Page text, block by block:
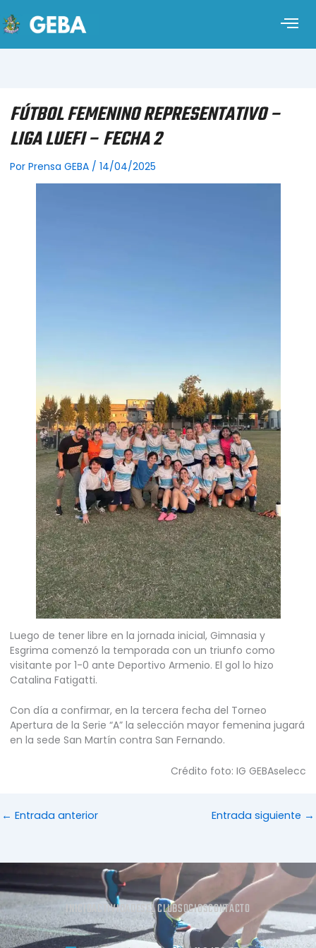
FÚTBOL FEMENINO REPRESENTATIVO –
LIGA LUEFI – FECHA 2
Por Prensa GEBA / 14/04/2025
Luego de tener libre en la jornada inicial, Gimnasia y
Esgrima comenzó la temporada con un triunfo como
visitante por 1-0 ante Deportivo Armenio. El gol lo hizo
Catalina Fatigatti.
Con día a confirmar, en la tercera fecha del Torneo
Apertura de la Serie “A” la selección mayor femenina jugará
en la sede San Martín contra San Fernando.
Crédito foto: IG GEBAselecc
← Entrada anterior Entrada siguiente →
INICIOACTIVIDADES EL CLUBSOCIOSCONTACTO